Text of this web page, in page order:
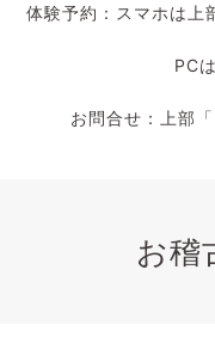
体験予約：スマホは上
PC
お問合せ：上部
お稽